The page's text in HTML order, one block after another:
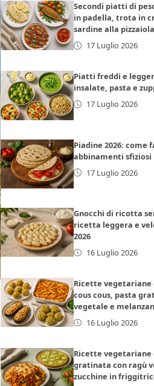
Secondi piatti di
in padella, trota in
sardine alla pizzaiola
17 Luglio 2026
Piatti freddi e
insalate, pasta e
17 Luglio 2026
Piadine 2026: come
abbinamenti sfiziosi
17 Luglio 2026
Gnocchi di ricotta
ricetta leggera e
2026
16 Luglio 2026
Ricette
cous cous, pasta
vegetale e
16 Luglio 2026
Ricette vegetariane
gratinata con ragù
zucchine in